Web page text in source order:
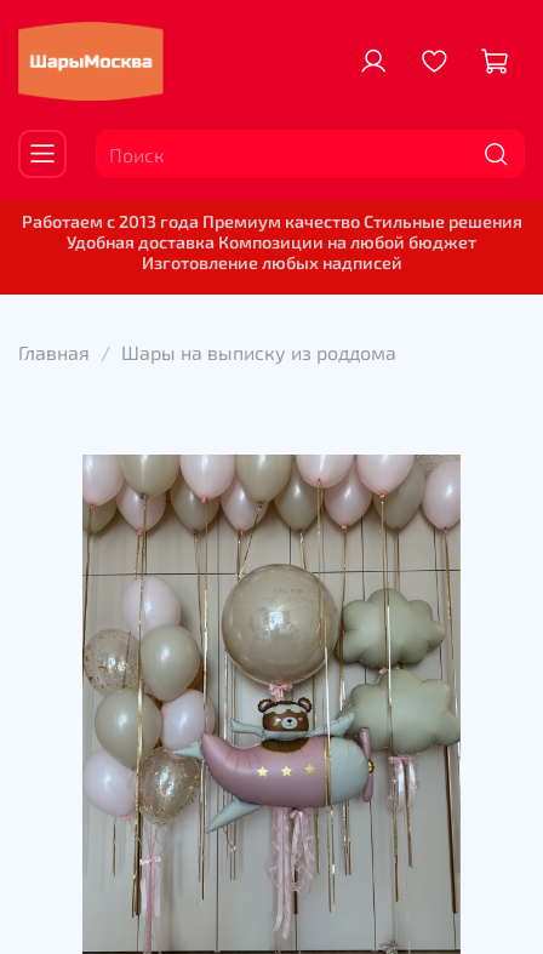
Работаем с 2013 года Премиум качество Стильные решения
Удобная доставка Композиции на любой бюджет
Изготовление любых надписей
Главная Шары на выписку из роддома